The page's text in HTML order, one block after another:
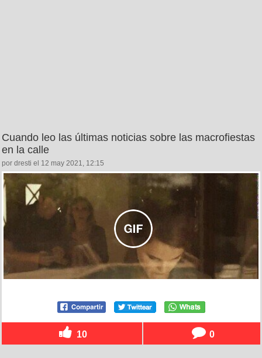
Cuando leo las últimas noticias sobre las macrofiestas
en la calle
por dresti el 12 may 2021, 12:15
10 0